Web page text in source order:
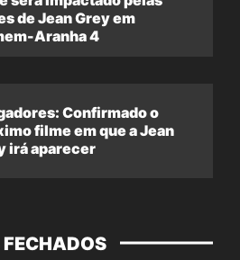
de Jean Grey em
Aranha 4
Confirmado o
filme em que a Jean
irá aparecer